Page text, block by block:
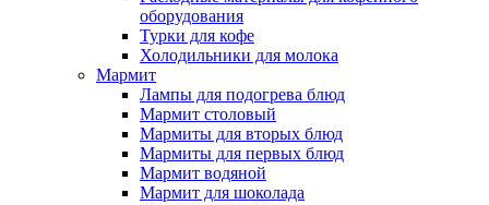
оборудования
Турки для кофе
Холодильники для молока
Мармит
Лампы для подогрева блюд
Мармит столовый
Мармиты для вторых блюд
Мармиты для первых блюд
Мармит водяной
Мармит для шоколада